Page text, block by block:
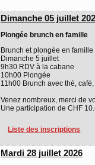
Dimanche 05 juillet
Plongée brunch en famille
Brunch et plongée en famille
Dimanche 5 juillet
9h30 RDV à la cabane
10h00 Plongée
11h00 Brunch avec thé,
Venez nombreux, merci de
Une participation de CHF
Liste des inscriptions
Mardi 28 juillet 2026